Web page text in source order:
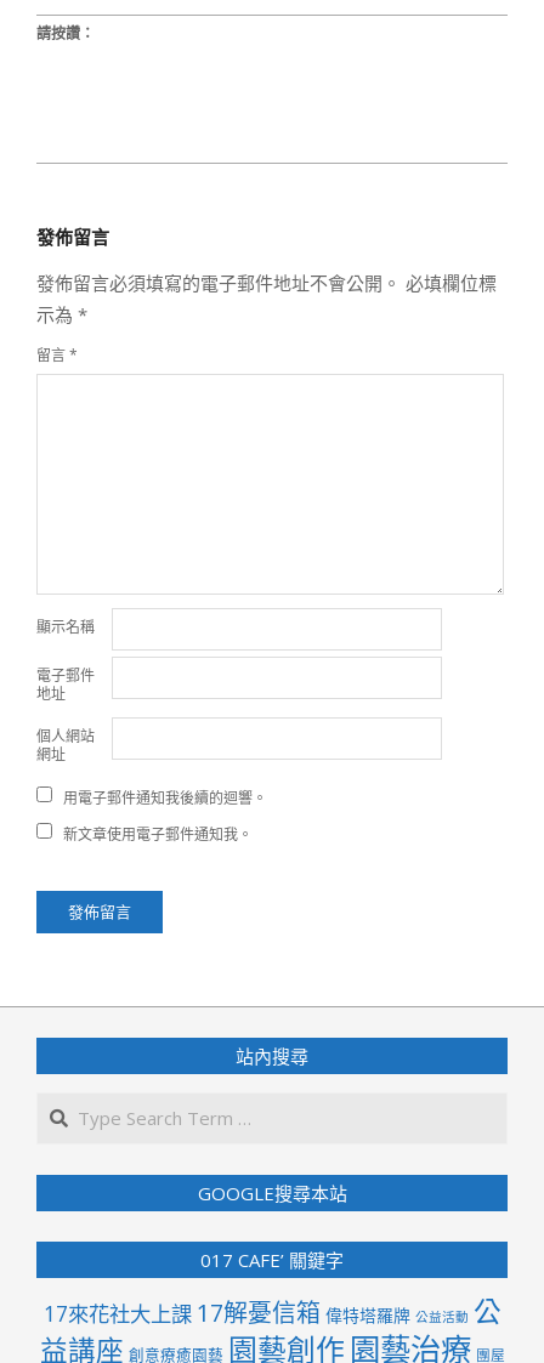
請按讚：
20
發佈留言
發佈留言必須填寫的電子郵件地址不會公開。 必填欄位標
示為 *
留言*
顯示名稱
電子郵件
地址
個人網站
網址
用電子郵件通知我後續的迴響。
新文章使用電子郵件通知我。
站內搜尋
GOOGLE搜尋本站
017 CAFE’ 關鍵字
17來花社大上課 17解憂信箱 偉特塔羅牌 公益活動 公
益講座 創意療癒園藝 園藝創作 園藝治療 團屋